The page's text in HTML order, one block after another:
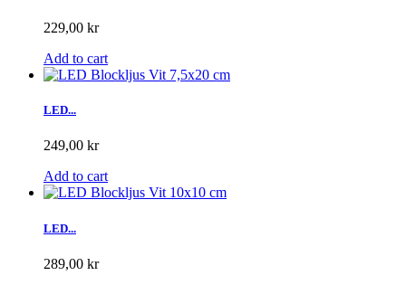
229,00 kr
Add to cart
LED...
249,00 kr
Add to cart
LED...
289,00 kr